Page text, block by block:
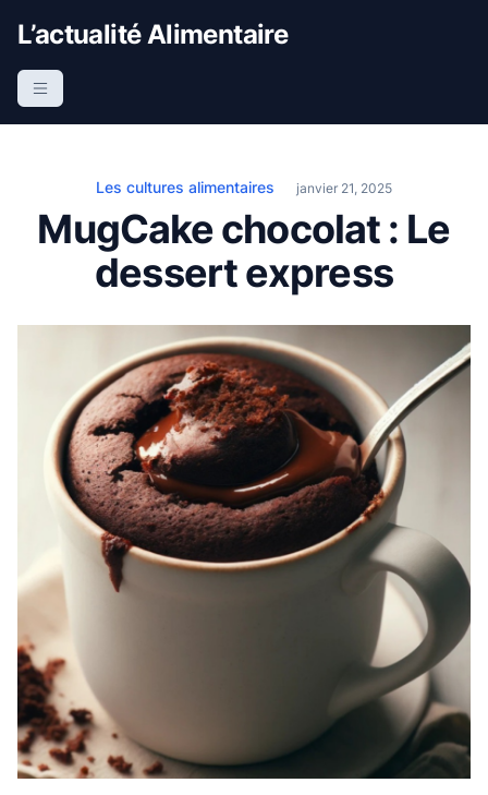
t
L’actualité Alimentaire
Les cultures alimentaires janvier 21, 2025
MugCake chocolat : Le
dessert express